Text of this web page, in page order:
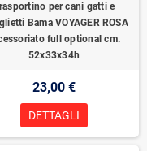
per cani gatti e
Bama VOYAGER ROSA
full optional cm.
52x33x34h
23,00 €
DETTAGLI